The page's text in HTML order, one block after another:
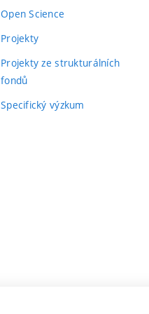
Open Science
Projekty
Projekty ze strukturálních
fondů
Specifický výzkum